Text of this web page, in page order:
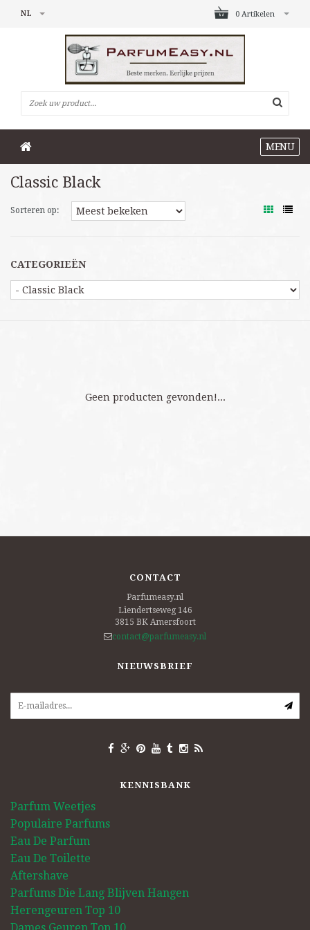
0 Artikelen
NL
MENU
Classic Black
Sorteren op:
CATEGORIEËN
Geen producten gevonden!...
CONTACT
Parfumeasy.nl
Liendertseweg 146
3815 BK Amersfoort
contact@parfumeasy.nl
NIEUWSBRIEF
KENNISBANK
Parfum Weetjes
Populaire Parfums
Eau De Parfum
Eau De Toilette
Aftershave
Parfums Die Lang Blijven Hangen
Herengeuren Top 10